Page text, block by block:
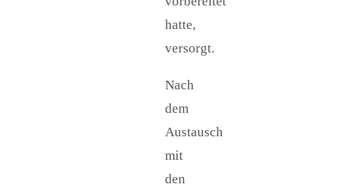
hatte,
versorgt.
Nach
dem
Austausch
mit
den